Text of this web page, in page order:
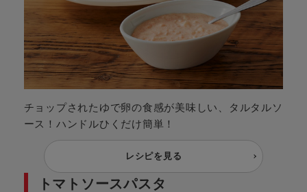
チョップされたゆで卵の食感が美味しい、タルタルソ
ース！ハンドルひくだけ簡単！
レシピを見る
トマトソースパスタ